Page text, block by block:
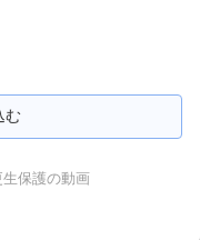
む
生保護の動画